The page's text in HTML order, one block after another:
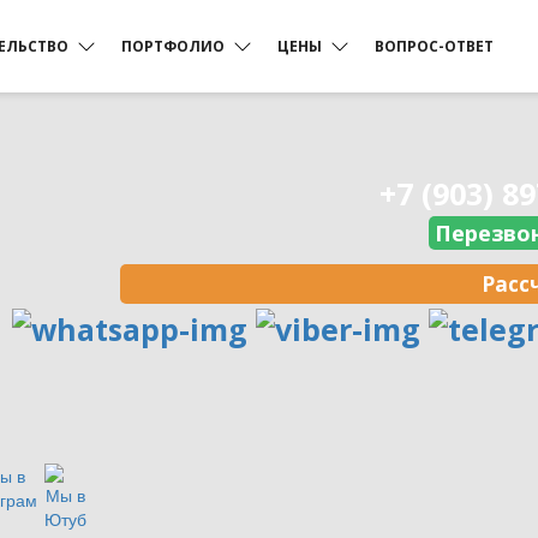
Каркасные дома
фундамент
фундамента
ПОРТФОЛИО ЦЕНЫ
Цена на брусовые дома
фундамент
ВОПРОС-ОТВЕТ
+7 (903)